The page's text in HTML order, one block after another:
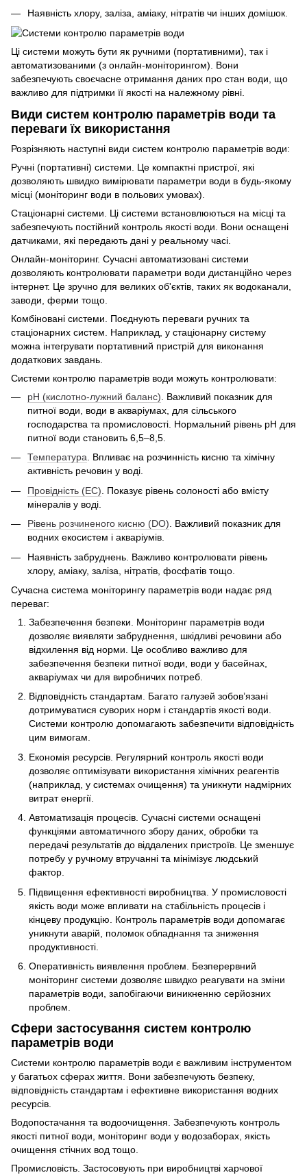
Наявність хлору, заліза, аміаку, нітратів чи інших домішок.
Ці системи можуть бути як ручними (портативними), так і
автоматизованими (з онлайн-моніторингом). Вони
забезпечують своєчасне отримання даних про стан води, що
важливо для підтримки її якості на належному рівні.
Види систем контролю параметрів води та
переваги їх використання
Розрізняють наступні види систем контролю параметрів води:
Ручні (портативні) системи. Це компактні пристрої, які
дозволяють швидко вимірювати параметри води в будь-якому
місці (моніторинг води в польових умовах).
Стаціонарні системи. Ці системи встановлюються на місці та
забезпечують постійний контроль якості води. Вони оснащені
датчиками, які передають дані у реальному часі.
Онлайн-моніторинг. Сучасні автоматизовані системи
дозволяють контролювати параметри води дистанційно через
інтернет. Це зручно для великих об'єктів, таких як водоканали,
заводи, ферми тощо.
Комбіновані системи. Поєднують переваги ручних та
стаціонарних систем. Наприклад, у стаціонарну систему
можна інтегрувати портативний пристрій для виконання
додаткових завдань.
Системи контролю параметрів води можуть контролювати:
pH (кислотно-лужний баланс) . Важливий показник для
питної води, води в акваріумах, для сільського
господарства та промисловості. Нормальний рівень pH для
питної води становить 6,5–8,5.
Температура. Впливає на розчинність кисню та хімічну
активність речовин у воді.
Провідність (EC) . Показує рівень солоності або вмісту
мінералів у воді.
Рівень розчиненого кисню (DO) . Важливий показник для
водних екосистем і акваріумів.
Наявність забруднень. Важливо контролювати рівень
хлору, аміаку, заліза, нітратів, фосфатів тощо.
Сучасна система моніторингу параметрів води надає ряд
переваг:
Забезпечення безпеки. Моніторинг параметрів води
дозволяє виявляти забруднення, шкідливі речовини або
відхилення від норми. Це особливо важливо для
забезпечення безпеки питної води, води у басейнах,
акваріумах чи для виробничих потреб.
Відповідність стандартам. Багато галузей зобов’язані
дотримуватися суворих норм і стандартів якості води.
Системи контролю допомагають забезпечити відповідність
цим вимогам.
Економія ресурсів. Регулярний контроль якості води
дозволяє оптимізувати використання хімічних реагентів
(наприклад, у системах очищення) та уникнути надмірних
витрат енергії.
Автоматизація процесів. Сучасні системи оснащені
функціями автоматичного збору даних, обробки та
передачі результатів до віддалених пристроїв. Це зменшує
потребу у ручному втручанні та мінімізує людський
фактор.
Підвищення ефективності виробництва. У промисловості
якість води може впливати на стабільність процесів і
кінцеву продукцію. Контроль параметрів води допомагає
уникнути аварій, поломок обладнання та зниження
продуктивності.
Оперативність виявлення проблем. Безперервний
моніторинг системи дозволяє швидко реагувати на зміни
параметрів води, запобігаючи виникненню серйозних
проблем.
Сфери застосування систем контролю
параметрів води
Системи контролю параметрів води є важливим інструментом
у багатьох сферах життя. Вони забезпечують безпеку,
відповідність стандартам і ефективне використання водних
ресурсів.
Водопостачання та водоочищення. Забезпечують контроль
якості питної води, моніторинг води у водозаборах, якість
очищення стічних вод тощо.
Промисловість. Застосовують при виробництві харчової